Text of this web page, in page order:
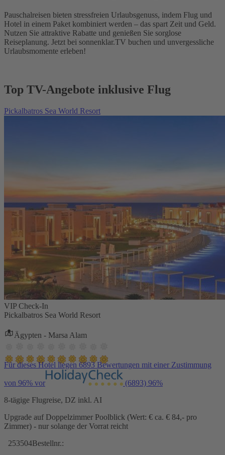
Pauschalreisen bieten stressfreien Urlaubsgenuss, indem Flug und
Hotel in einem Paket kombiniert werden – das spart Zeit und Geld.
Nutzen Sie attraktive Rabatte und genießen Sie sorglose
Reiseplanung. Jetzt bei sonnenklar.TV buchen und unvergessliche
Urlaubsmomente erleben!
Top TV-Angebote inklusive Flug
Pickalbatros Sea World Resort
VIP Check-In
Pickalbatros Sea World Resort
Ägypten - Marsa Alam
Für dieses Hotel liegen 6893 Bewertungen mit einer Zustimmung
von 96% vor (6893) 96%
8-tägige Flugreise, DZ inkl. AI
Upgrade auf Doppelzimmer Poolblick (Wert: € ca. € 84,- pro
Zimmer) - nur solange der Vorrat reicht
253504Bestellnr.: